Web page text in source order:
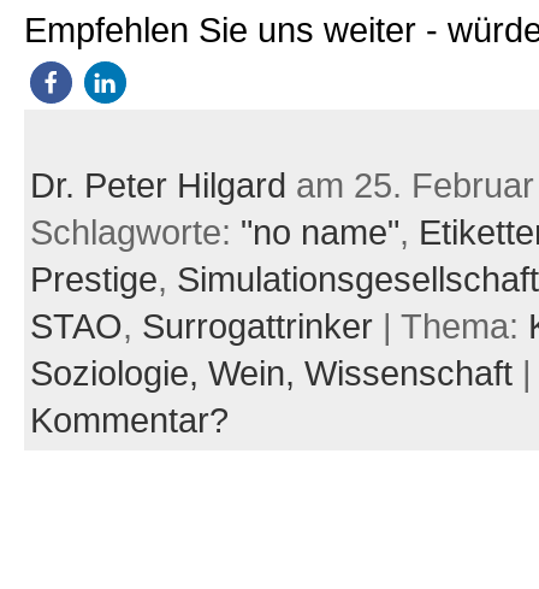
Empfehlen Sie uns weiter -
Dr. Peter Hilgard am 25.
Schlagworte: "no name",
Prestige, Simulationsgesellschaft
STAO, Surrogattrinker| Thema:
Soziologie, Wein, Wissenschaft
Kommentar?